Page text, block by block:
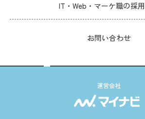
IT・Web・マーケ職の採
お問い合わせ
運営会社